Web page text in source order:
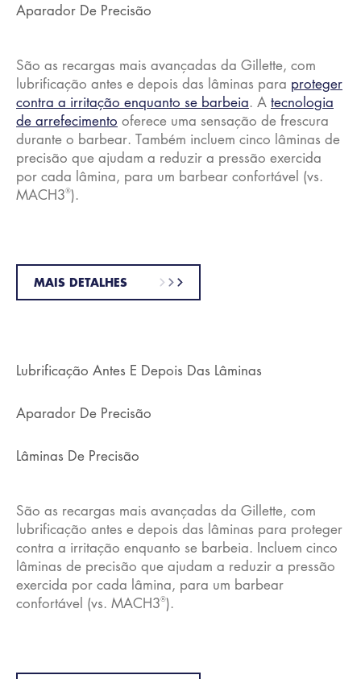
Aparador De Precisão
São as recargas mais avançadas da Gillette, com
lubrificação antes e depois das lâminas para proteger
contra a irritação enquanto se barbeia. A tecnologia
de arrefecimento oferece uma sensação de frescura
durante o barbear. Também incluem cinco lâminas de
precisão que ajudam a reduzir a pressão exercida
por cada lâmina, para um barbear confortável (vs.
MACH3®).
MAIS DETALHES
Lubrificação Antes E Depois Das Lâminas
Aparador De Precisão
Lâminas De Precisão
São as recargas mais avançadas da Gillette, com
lubrificação antes e depois das lâminas para proteger
contra a irritação enquanto se barbeia. Incluem cinco
lâminas de precisão que ajudam a reduzir a pressão
exercida por cada lâmina, para um barbear
confortável (vs. MACH3®).